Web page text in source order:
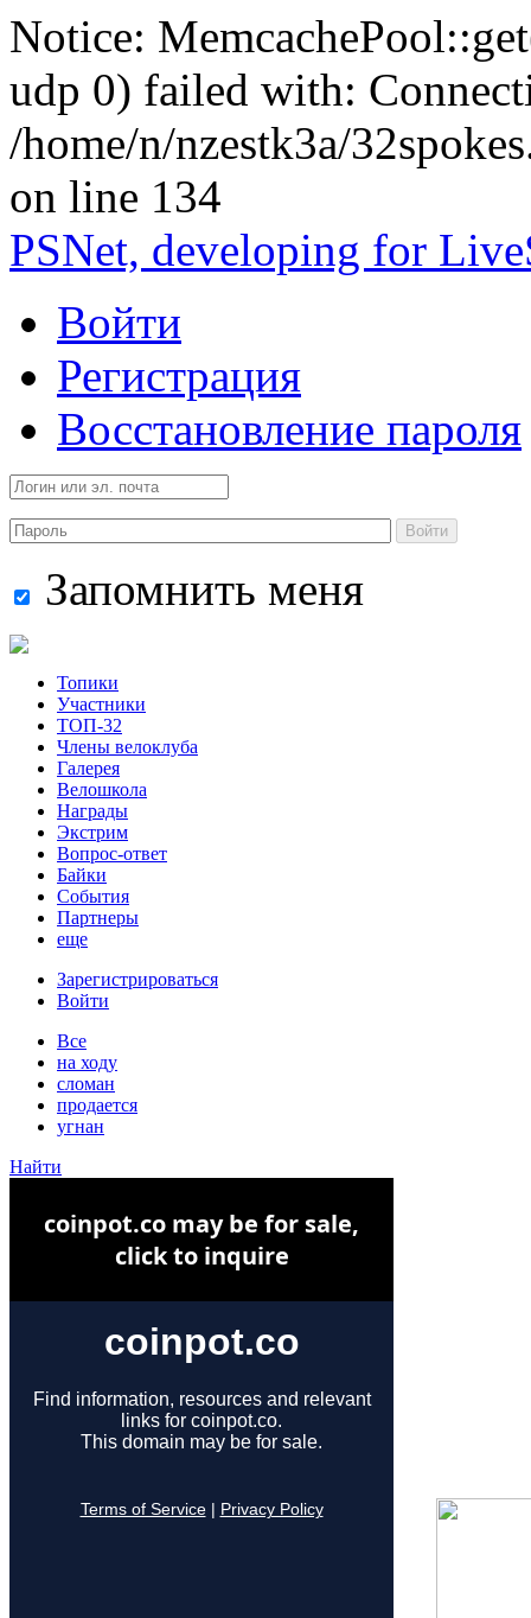
Notice:
udp 0) failed with:
/home/n/nzestk3a/
on line 134
PSNet, developing for
Войти
Регистрация
Восстановление пароля
Войти
Запомнить меня
Топики
Участники
ТОП-32
Члены велоклуба
Галерея
Велошкола
Награды
Экстрим
Вопрос-ответ
Байки
События
Партнеры
еще
Зарегистрироваться
Войти
Все
на ходу
сломан
продается
угнан
Найти